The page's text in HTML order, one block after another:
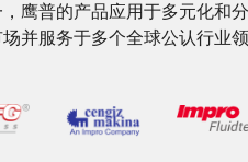
鹰普的产品应用于多元化和分
并服务于多个全球公认行业领